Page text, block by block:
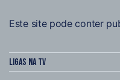
Este site pode conter
Ligas na TV